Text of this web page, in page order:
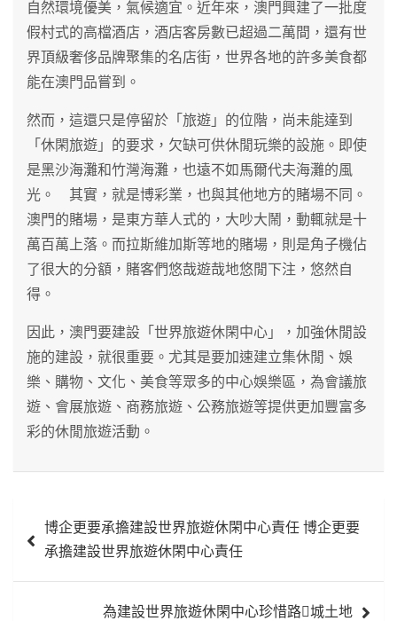
自然環境優美，氣候適宜。近年來，澳門興建了一批度
假村式的高檔酒店，酒店客房數已超過二萬間，還有世
界頂級奢侈品牌聚集的名店街，世界各地的許多美食都
能在澳門品嘗到。
然而，這還只是停留於「旅遊」的位階，尚未能達到
「休閑旅遊」的要求，欠缺可供休閒玩樂的設施。即使
是黑沙海灘和竹灣海灘，也遠不如馬爾代夫海灘的風
光。 其實，就是博彩業，也與其他地方的賭場不同。
澳門的賭場，是東方華人式的，大吵大鬧，動輒就是十
萬百萬上落。而拉斯維加斯等地的賭場，則是角子機佔
了很大的分額，賭客們悠哉遊哉地悠閒下注，悠然自
得。
因此，澳門要建設「世界旅遊休閑中心」，加強休閒設
施的建設，就很重要。尤其是要加速建立集休閒、娛
樂、購物、文化、美食等眾多的中心娛樂區，為會議旅
遊、會展旅遊、商務旅遊、公務旅遊等提供更加豐富多
彩的休閒旅遊活動。
章 博企更要承擔建設世界旅遊休閑中心責任 博企更要
承擔建設世界旅遊休閑中心責任
為建設世界旅遊休閑中心珍惜路城土地